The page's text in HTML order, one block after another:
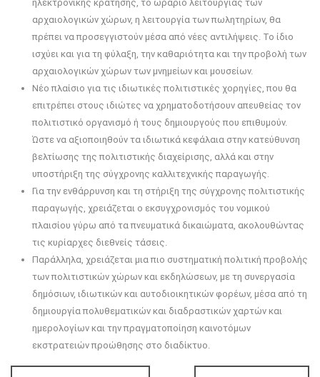
ηλεκτρονικής κράτησης, το ωράριο λειτουργίας των
αρχαιολογικών χώρων, η λειτουργία των πωλητηρίων, θα
πρέπει να προσεγγιστούν μέσα από νέες αντιλήψεις. Το ίδιο
ισχύει και για τη φύλαξη, την καθαριότητα και την προβολή των
αρχαιολογικών χώρων των μνημείων και μουσείων.
Νέο πλαίσιο για τις ιδιωτικές πολιτιστικές χορηγίες, που θα
επιτρέπει στους ιδιώτες να χρηματοδοτήσουν απευθείας τον
πολιτιστικό οργανισμό ή τους δημιουργούς που επιθυμούν.
Ώστε να αξιοποιηθούν τα ιδιωτικά κεφάλαια στην κατεύθυνση
βελτίωσης της πολιτιστικής διαχείρισης, αλλά και στην
υποστήριξη της σύγχρονης καλλιτεχνικής παραγωγής.
Για την ενθάρρυνση και τη στήριξη της σύγχρονης πολιτιστικής
παραγωγής, χρειάζεται ο εκσυγχρονισμός του νομικού
πλαισίου γύρω από τα πνευματικά δικαιώματα, ακολουθώντας
τις κυρίαρχες διεθνείς τάσεις.
Παράλληλα, χρειάζεται μια πιο συστηματική πολιτική προβολής
των πολιτιστικών χώρων και εκδηλώσεων, με τη συνεργασία
δημόσιων, ιδιωτικών και αυτοδιοικητικών φορέων, μέσα από τη
δημιουργία πολυθεματικών και διαδραστικών χαρτών και
ημερολογίων και την πραγματοποίηση καινοτόμων
εκστρατειών προώθησης στο διαδίκτυο.